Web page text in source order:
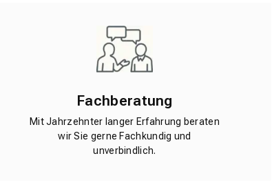
Fachberatung
Mit Jahrzehnter langer Erfahrung beraten
wir Sie gerne Fachkundig und
unverbindlich.